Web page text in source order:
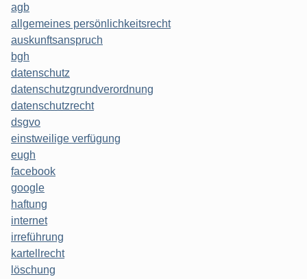
agb
allgemeines persönlichkeitsrecht
auskunftsanspruch
bgh
datenschutz
datenschutzgrundverordnung
datenschutzrecht
dsgvo
einstweilige verfügung
eugh
facebook
google
haftung
internet
irreführung
kartellrecht
löschung